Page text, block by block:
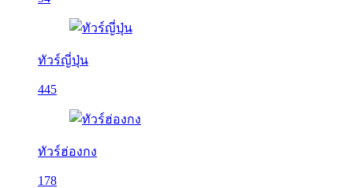
ทัวร์ญี่ปุ่น
445
ทัวร์ฮ่องกง
178